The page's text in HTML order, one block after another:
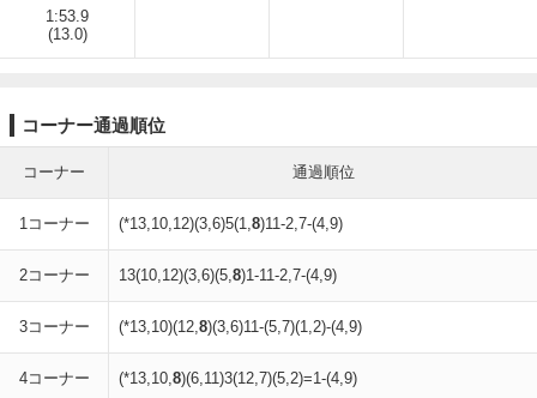
1:53.9
(13.0)
コーナー通過順位
コーナー 通過順位
1コーナー (*13,10,12)(3,6)5(1,8)11-2,7-(4,9)
2コーナー 13(10,12)(3,6)(5,8)1-11-2,7-(4,9)
3コーナー (*13,10)(12,8)(3,6)11-(5,7)(1,2)-(4,9)
4コーナー (*13,10,8)(6,11)3(12,7)(5,2)=1-(4,9)